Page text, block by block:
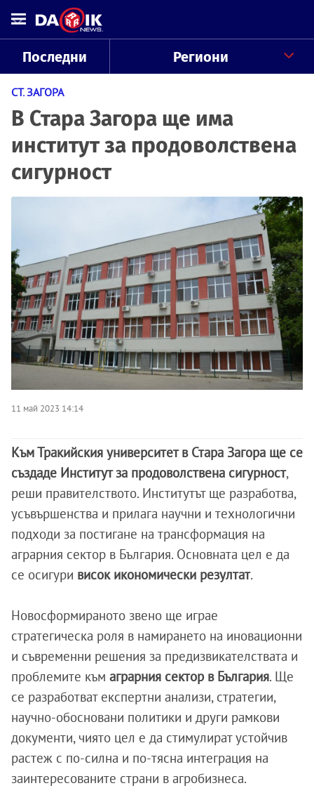
Последни Региони
СТ. ЗАГОРА
В Стара Загора ще има
институт за продоволствена
сигурност
11 май 2023 14:14
Към Тракийския университет в Стара Загора ще се
създаде Институт за продоволствена сигурност,
реши правителството. Институтът ще разработва,
усъвършенства и прилага научни и технологични
подходи за постигане на трансформация на
аграрния сектор в България. Основната цел е да
се осигури висок икономически резултат.
Новосформираното звено ще играе
стратегическа роля в намирането на иновационни
и съвременни решения за предизвикателствата и
проблемите към аграрния сектор в България. Ще
се разработват експертни анализи, стратегии,
научно-обосновани политики и други рамкови
документи, чиято цел е да стимулират устойчив
растеж с по-силна и по-тясна интеграция на
заинтересованите страни в агробизнеса.